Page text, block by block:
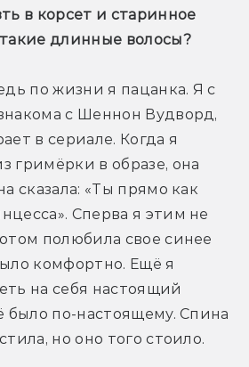
в корсет и старинное
длинные волосы?
по жизни я пацанка. Я с
с Шеннон Вудворд,
в сериале. Когда я
гримёрки в образе, она
сказала: «Ты прямо как
Сперва я этим не
полюбила свое синее
комфортно. Ещё я
на себя настоящий
было по-настоящему. Спина
но оно того стоило.